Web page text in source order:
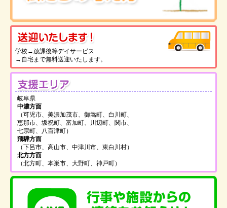
学校→放課後等デイサービス
→自宅まで無料送迎いたします。
岐阜県
中濃方面
（可児市、美濃加茂市、御嵩町、白川町、
恵那市、坂祝町、富加町、川辺町、関市、
七宗町、八百津町）
飛騨方面
（下呂市、高山市、中津川市、東白川村）
北方方面
（北方町、本巣市、大野町、神戸町）